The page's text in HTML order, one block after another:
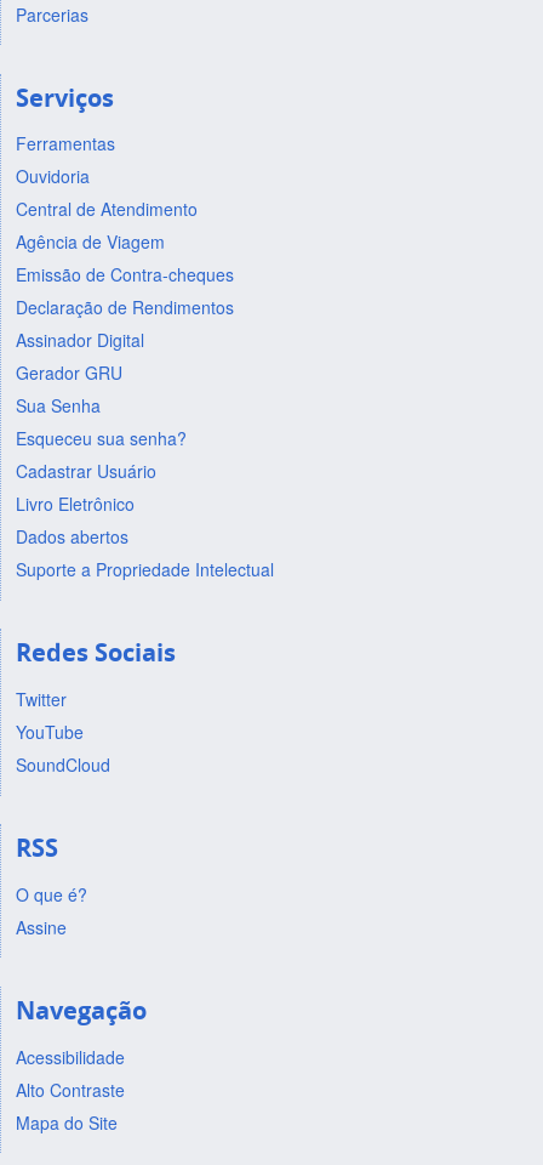
Parcerias
Serviços
Ferramentas
Ouvidoria
Central de Atendimento
Agência de Viagem
Emissão de Contra-cheques
Declaração de Rendimentos
Assinador Digital
Gerador GRU
Sua Senha
Esqueceu sua senha?
Cadastrar Usuário
Livro Eletrônico
Dados abertos
Suporte a Propriedade Intelectual
Redes Sociais
Twitter
YouTube
SoundCloud
RSS
O que é?
Assine
Navegação
Acessibilidade
Alto Contraste
Mapa do Site